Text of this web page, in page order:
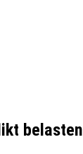
belasten